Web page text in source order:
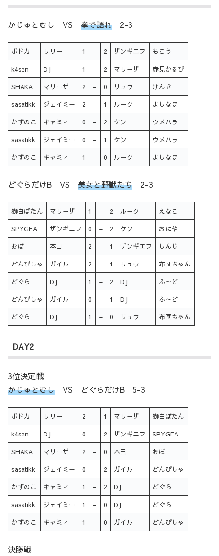
かじゅとむし VS 拳で語れ 2-3
ボドカ リリー 1 – 2 ザンギエフ もこう
k4sen DJ 1 – 2 マリーザ 赤見かるび
SHAKA マリーザ 2 – 0 リュウ けんき
sasatikk ジェイミー 2 – 1 ルーク よしなま
かずのこ キャミィ 0 – 2 ケン ウメハラ
sasatikk ジェイミー 0 – 1 ケン ウメハラ
かずのこ キャミィ 1 – 0 ルーク よしなま
どぐらだけB VS 美女と野獣たち 2-3
獅白ぼたん マリーザ 1 – 2 ルーク えなこ
SPYGEA ザンギエフ 0 – 2 ケン おにや
おぼ 本田 2 – 1 ザンギエフ しんじ
どんぴしゃ ガイル 2 – 1 リュウ 布団ちゃん
どぐら DJ 1 – 2 DJ ふ～ど
どんぴしゃ ガイル 0 – 1 DJ ふ～ど
どぐら DJ 1 – 0 リュウ 布団ちゃん
DAY2
3位決定戦
かじゅとむし VS どぐらだけB 5-3
ボドカ リリー 2 – 1 マリーザ 獅白ぼたん
k4sen DJ 0 – 2 ザンギエフ SPYGEA
SHAKA マリーザ 2 – 0 本田 おぼ
sasatikk ジェイミー 0 – 2 ガイル どんぴしゃ
かずのこ キャミィ 1 – 2 DJ どぐら
sasatikk ジェイミー 1 – 0 DJ どぐら
かずのこ キャミィ 1 – 0 ガイル どんぴしゃ
決勝戦